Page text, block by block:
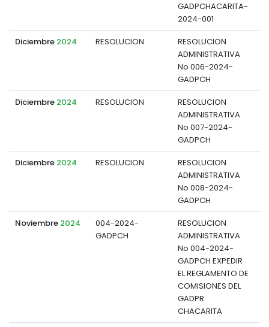
GADPCHACARITA-
2024-001
Diciembre 2024 RESOLUCION
RESOLUCION
ADMINISTRATIVA
No 006-2024-
GADPCH
Diciembre 2024 RESOLUCION
RESOLUCION
ADMINISTRATIVA
No 007-2024-
GADPCH
Diciembre 2024 RESOLUCION
RESOLUCION
ADMINISTRATIVA
No 008-2024-
GADPCH
Noviembre 2024
004-2024-
GADPCH
RESOLUCION
ADMINISTRATIVA
No 004-2024-
GADPCH EXPEDIR
EL REGLAMENTO DE
COMISIONES DEL
GADPR
CHACARITA